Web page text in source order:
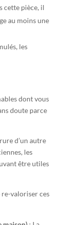
cette pièce, il
au moins une
les
dont vous
doute parce
d’un autre
les
être utiles
re-valoriser ces